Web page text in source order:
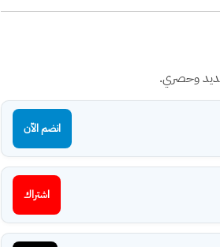
وحصري.
انضم الآن
اشتراك